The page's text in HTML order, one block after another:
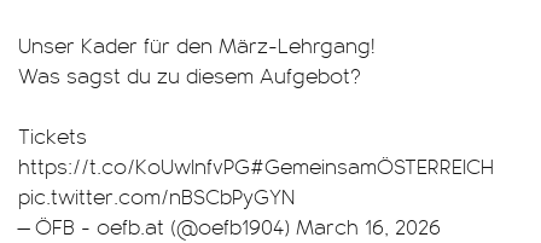
Unser Kader für den März-Lehrgang!
Was sagst du zu diesem Aufgebot?
Tickets
https://t.co/KoUwlnfvPG#GemeinsamÖSTERREICH
pic.twitter.com/nBSCbPyGYN
— ÖFB - oefb.at (@oefb1904) March 16, 2026